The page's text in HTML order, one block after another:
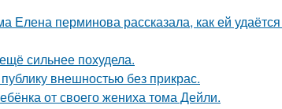
Елена перминова рассказала, как ей
сильнее похудела.
внешностью без прикрас.
от своего жениха тома Дейли.